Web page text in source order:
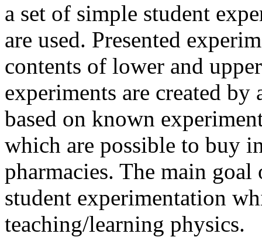
a set of simple student
are used. Presented
contents of lower and
experiments are created
based on known
which are possible to buy
pharmacies. The main
student experimentation
teaching/learning physics.